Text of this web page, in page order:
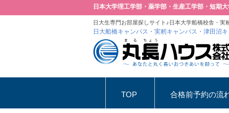
日本大学理工学部・薬学部・生産工学部・短期
日大生専門お部屋探しサイト♪日本大学船橋校舎・
日大船橋キャンパス・実籾キャンパス・津田沼
TOP 合格前予約の流